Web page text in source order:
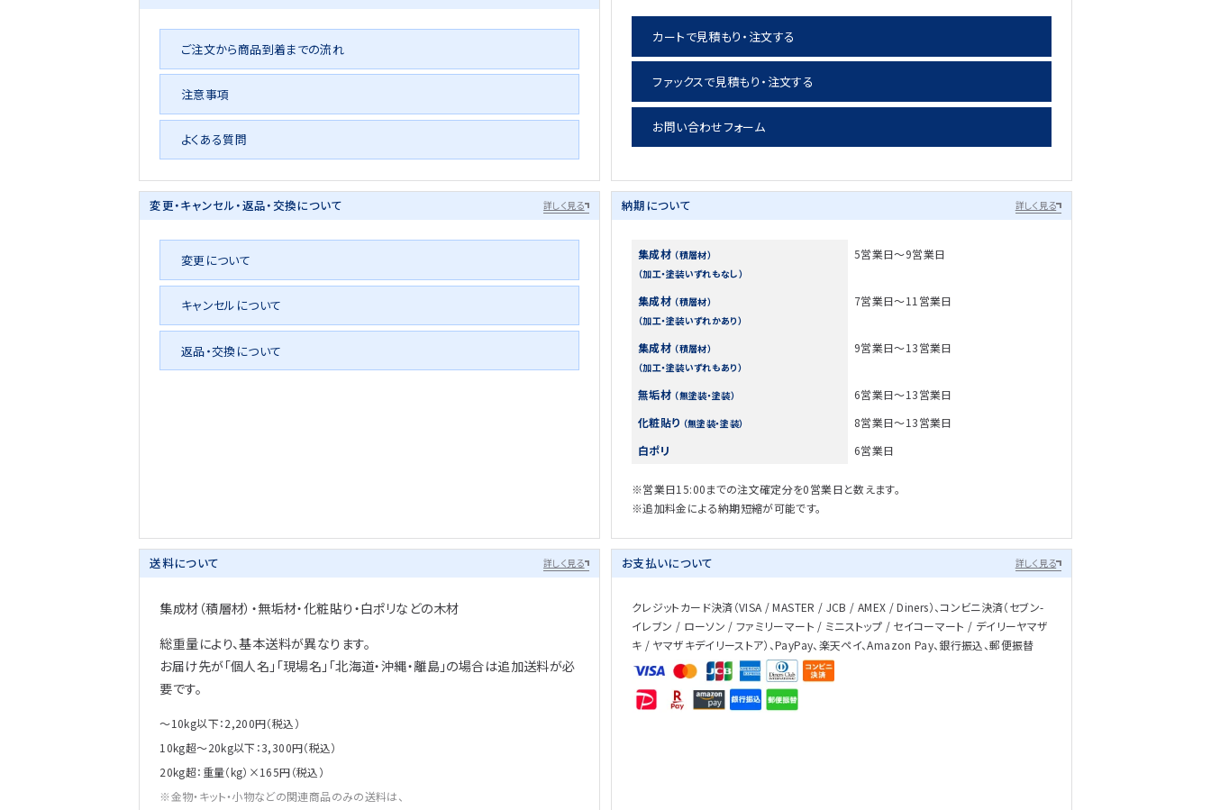
ご注文から商品到着までの流れ
注意事項
よくある質問
カートで見積もり・注文する
ファックスで見積もり・注文する
お問い合わせフォーム
変更・キャンセル・返品・交換について 詳しく見る
変更について
キャンセルについて
返品・交換について
納期について 詳しく見る
集成材 （積層材）
（加工・塗装いずれもなし）
5営業日～9営業日
集成材 （積層材）
（加工・塗装いずれかあり）
7営業日～11営業日
集成材 （積層材）
（加工・塗装いずれもあり）
9営業日～13営業日
無垢材 （無塗装・塗装）
6営業日～13営業日
化粧貼り （無塗装・塗装）
8営業日～13営業日
白ポリ
6営業日
※営業日15:00までの注文確定分を0営業日と数えます。
※追加料金による納期短縮が可能です。
送料について 詳しく見る
集成材（積層材）・無垢材・化粧貼り・白ポリなどの木材
総重量により、基本送料が異なります。
お届け先が「個人名」「現場名」「北海道・沖縄・離島」の場合は追加送料が必
要です。
～10kg以下：2,200円（税込）
10kg超～20kg以下：3,300円（税込）
20kg超：重量（kg）×165円（税込）
金物・キット・小物などの関連商品のみの送料は、
お支払いについて 詳しく見る
クレジットカード決済（VISA / MASTER / JCB / AMEX / Diners）、コンビニ決済（セブン-
イレブン / ローソン / ファミリーマート / ミニストップ / セイコーマート / デイリーヤマザ
キ / ヤマザキデイリーストア）、PayPay、楽天ペイ、Amazon Pay、銀行振込、郵便振替